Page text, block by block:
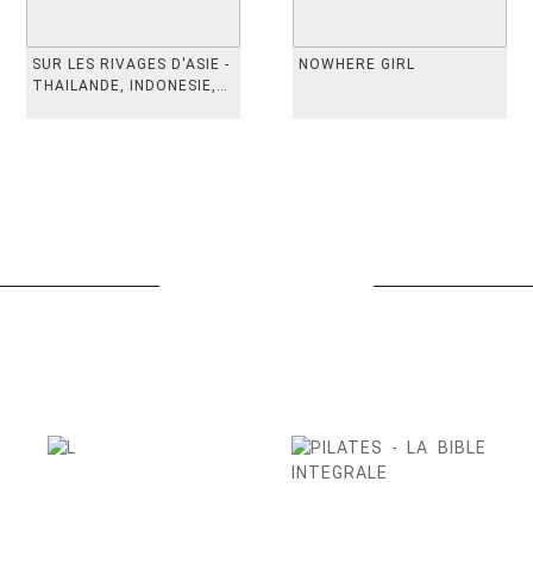
SUR LES RIVAGES D'ASIE -
THAILANDE, INDONESIE,
NOWHERE GIRL